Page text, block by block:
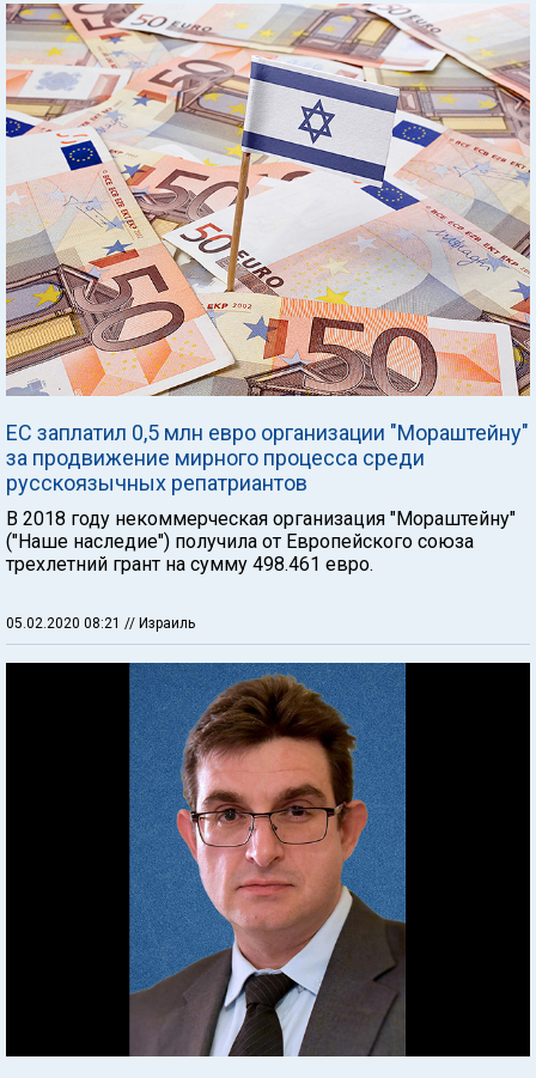
ЕС заплатил 0,5 млн евро организации "Мораштейну"
за продвижение мирного процесса среди
русскоязычных репатриантов
В 2018 году некоммерческая организация "Мораштейну"
("Наше наследие") получила от Европейского союза
трехлетний грант на сумму 498.461 евро.
05.02.2020 08:21 // Израиль